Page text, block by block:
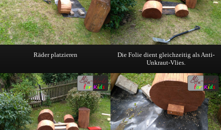
Räder platzieren
Die Folie dient gleichzeitig als Anti-
Unkraut-Vlies.